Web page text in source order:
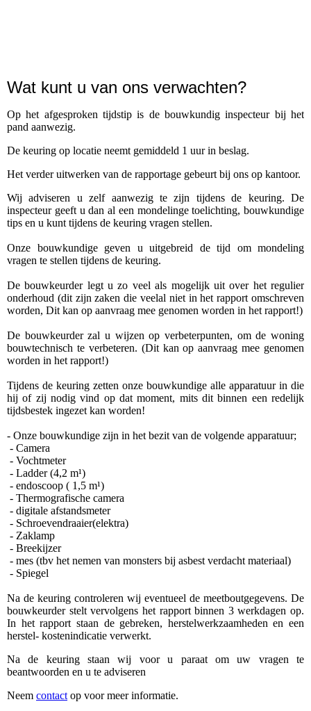
Wat kunt u van ons verwachten?
Op het afgesproken tijdstip is de bouwkundig inspecteur bij het
pand aanwezig.
De keuring op locatie neemt gemiddeld 1 uur in beslag.
Het verder uitwerken van de rapportage gebeurt bij ons op kantoor.
Wij adviseren u zelf aanwezig te zijn tijdens de keuring. De
inspecteur geeft u dan al een mondelinge toelichting, bouwkundige
tips en u kunt tijdens de keuring vragen stellen.
Onze bouwkundige geven u uitgebreid de tijd om mondeling
vragen te stellen tijdens de keuring.
De bouwkeurder legt u zo veel als mogelijk uit over het regulier
onderhoud (dit zijn zaken die veelal niet in het rapport omschreven
worden, Dit kan op aanvraag mee genomen worden in het rapport!)
De bouwkeurder zal u wijzen op verbeterpunten, om de woning
bouwtechnisch te verbeteren. (Dit kan op aanvraag mee genomen
worden in het rapport!)
Tijdens de keuring zetten onze bouwkundige alle apparatuur in die
hij of zij nodig vind op dat moment, mits dit binnen een redelijk
tijdsbestek ingezet kan worden!
- Onze bouwkundige zijn in het bezit van de volgende apparatuur;
- Camera
- Vochtmeter
- Ladder (4,2 m¹)
- endoscoop ( 1,5 m¹)
- Thermografische camera
- digitale afstandsmeter
- Schroevendraaier(elektra)
- Zaklamp
- Breekijzer
- mes (tbv het nemen van monsters bij asbest verdacht materiaal)
- Spiegel
Na de keuring controleren wij eventueel de meetboutgegevens. De
bouwkeurder stelt vervolgens het rapport binnen 3 werkdagen op.
In het rapport staan de gebreken, herstelwerkzaamheden en een
herstel- kostenindicatie verwerkt.
Na de keuring staan wij voor u paraat om uw vragen te
beantwoorden en u te adviseren
Neem contact op voor meer informatie.